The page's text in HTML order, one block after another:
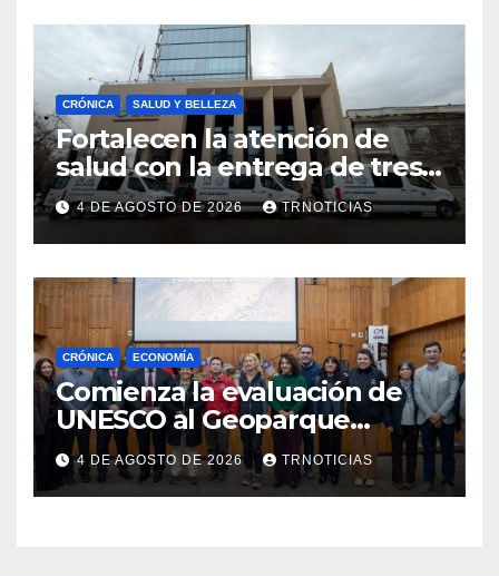
CRÓNICA SALUD Y BELLEZA
Fortalecen la atención de
salud con la entrega de tres
nuevas ambulancias para
Cauquenes y Sagrada Familia
4 DE AGOSTO DE 2026 TRNOTICIAS
CRÓNICA ECONOMÍA
Comienza la evaluación de
UNESCO al Geoparque
Aspirante Pillanmapu en el
Maule
4 DE AGOSTO DE 2026 TRNOTICIAS